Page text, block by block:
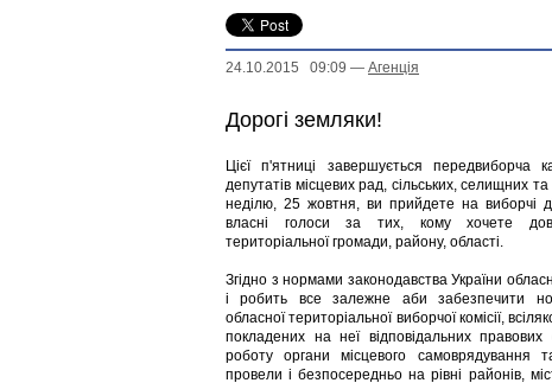
24.10.2015 09:09 — Агенцiя
Дорогі земляки!
Цієї п'ятниці завершується передвиборча
депутатів місцевих рад, сільських, селищних та
неділю, 25 жовтня, ви прийдете на виборчі
власні голоси за тих, кому хочете
територіальної громади, району, області.
Згідно з нормами законодавства України
і робить все залежне аби забезпечити
обласної територіальної виборчої комісії,
покладених на неї відповідальних правових
роботу органи місцевого самоврядування
провели і безпосередньо на рівні районів,